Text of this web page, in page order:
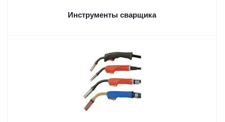
Инструменты сварщика